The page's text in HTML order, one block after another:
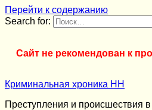
Перейти к содержанию
Search for:
Сайт не рекомендован к
Криминальная хроника НН
Преступления и происшествия